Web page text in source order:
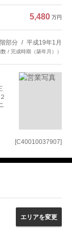
[C40010037907]
5,480 万円
部分 平成19年1月
/ 完成時期（築年月））
エリアを変更